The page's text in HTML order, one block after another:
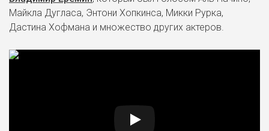
Майкла Дугласа, Энтони Хопкинса, Микки Рурка,
Дастина Хофмана и множество других актеров.